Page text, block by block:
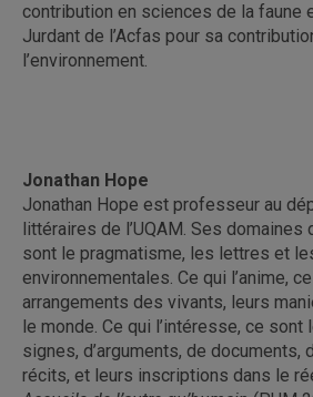
contribution en sciences de la faune
Jurdant de l’Acfas pour sa
l’environnement.
Jonathan Hope
Jonathan Hope est professeur au
littéraires de l’UQAM. Ses
sont le pragmatisme, les lettres et
environnementales. Ce qui l’anime,
arrangements des vivants, leurs
le monde. Ce qui l’intéresse, ce
signes, d’arguments, de documents,
récits, et leurs inscriptions dans le